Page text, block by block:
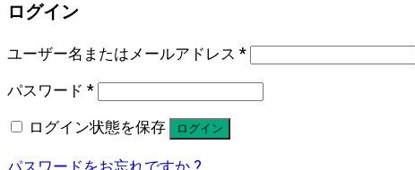
ログイン
ユーザー名またはメールアドレス *
パスワード *
ログイン状態を保存 ログイン
パスワードをお忘れですか ?